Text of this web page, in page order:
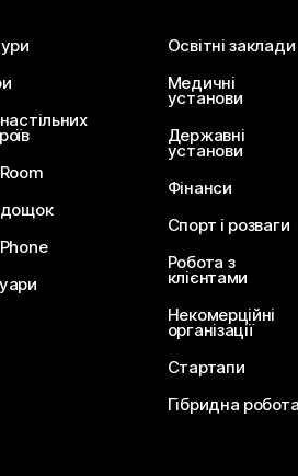
Надішліть запитання
дощок
Освітні заклади
Медичні
установи
Державні
установи
Фінанси
Спорт і розваги
Робота з
клієнтами
Некомерційні
організації
Стартапи
Гібридна робота